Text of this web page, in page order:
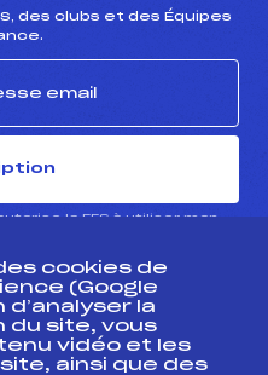
des clubs et des Équipes
la FFS à utiliser mon
d’exercice de vos droits et
ici
cookies de
(Google
la
site, vous
vidéo et les
ainsi que des